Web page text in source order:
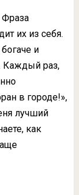
их из себя.
и
Каждый раз,
в городе!»,
лучший
как